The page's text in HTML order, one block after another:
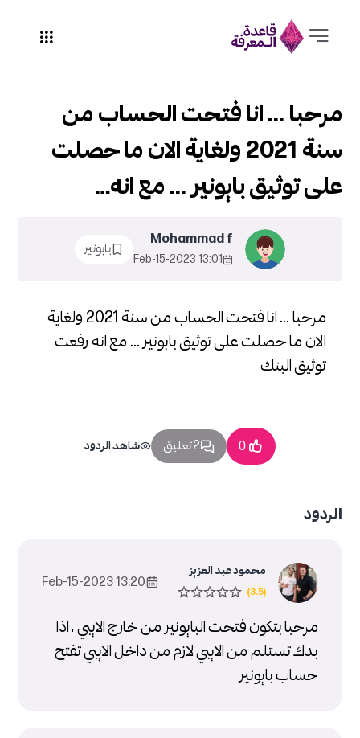
مرحبا ... انا فتحت الحساب من سنة 2021 ولغاية
الان ما حصلت على توثيق بايونير ... مع انه رفعت
توثيق البنك
مرحبا ... انا فتحت الحساب من
سنة 2021 ولغاية الان ما حصلت
على توثيق بايونير ... مع انه…
Mohammad f
13:01 2023-Feb-15
بايونير
0 2 تعليق شاهد الردود
الردود
محمود عبد العزيز
13:20 2023-Feb-15
مرحبا بتكون فتحت البايونير من خارج الايبي ، اذا
بدك تستلم من الايبي لازم من داخل الايبي تفتح
حساب بايونير